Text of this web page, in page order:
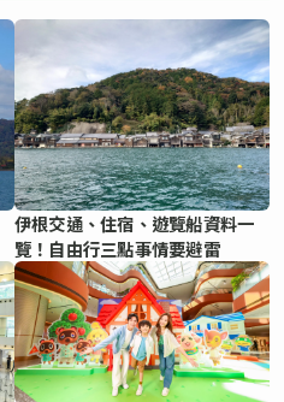
伊根交通、住宿、遊覽船資料一
覽！自由行三點事情要避雷